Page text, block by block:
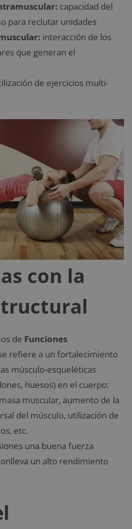
capacidad del
para reclutar unidades
interacción de los
que generan el
de ejercicios multi-
con la
de Funciones
refiere a un fortalecimiento
músculo-esqueléticas
huesos) en el cuerpo:
muscular, aumento de la
del músculo, utilización de
etc.
una buena fuerza
un alto rendimiento